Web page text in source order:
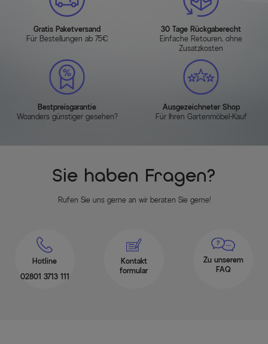
Gratis Paketversand
Für Bestellungen ab 75€
30 Tage Rückgaberecht
Einfache Retouren, ohne
Zusatzkosten
Bestpreisgarantie
Woanders günstiger gesehen?
Ausgezeichneter Shop
Für Ihren Gartenmöbel-Kauf
Sie haben Fragen?
Rufen Sie uns gerne an wir beraten Sie gerne!
Hotline
02801 3713 111
Kontakt
formular
Zu unserem
FAQ